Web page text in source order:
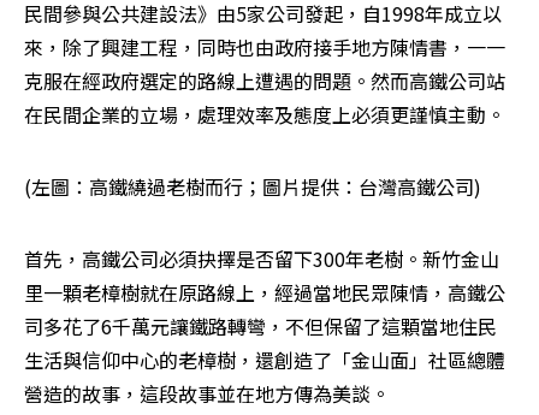
民間參與公共建設法》由5家公司發起，自1998年成立以
來，除了興建工程，同時也由政府接手地方陳情書，一一
克服在經政府選定的路線上遭遇的問題。然而高鐵公司站
在民間企業的立場，處理效率及態度上必須更謹慎主動。
(左圖：高鐵繞過老樹而行；圖片提供：台灣高鐵公司)
首先，高鐵公司必須抉擇是否留下300年老樹。新竹金山
里一顆老樟樹就在原路線上，經過當地民眾陳情，高鐵公
司多花了6千萬元讓鐵路轉彎，不但保留了這顆當地住民
生活與信仰中心的老樟樹，還創造了「金山面」社區總體
營造的故事，這段故事並在地方傳為美談。